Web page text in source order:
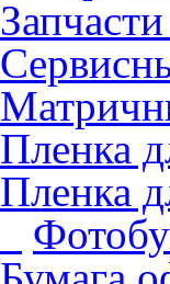
Пленка
Пленка